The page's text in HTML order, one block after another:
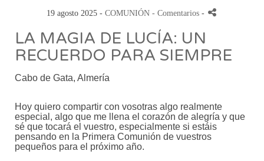
19 agosto 2025 - COMUNIÓN - Comentarios -
LA MAGIA DE LUCÍA: UN
RECUERDO PARA SIEMPRE
Cabo de Gata, Almería
Hoy quiero compartir con vosotras algo realmente
especial, algo que me llena el corazón de alegría y que
sé que tocará el vuestro, especialmente si estáis
pensando en la Primera Comunión de vuestros
pequeños para el próximo año.